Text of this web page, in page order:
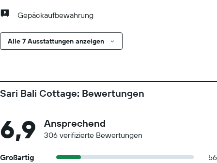
Gepäckaufbewahrung
Alle 7 Ausstattungen anzeigen
Sari Bali Cottage: Bewertungen
6,9 Ansprechend
306 verifizierte Bewertungen
Großartig
56